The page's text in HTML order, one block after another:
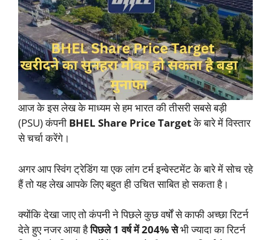
आज के इस लेख के माध्यम से हम भारत की तीसरी सबसे बड़ी
(PSU) कंपनी BHEL Share Price Targetके बारे में विस्तार
से चर्चा करेंगे।
अगर आप स्विंग ट्रेडिंग या एक लांग टर्म इन्वेस्टमेंट के बारे में सोच रहे
हैं तो यह लेख आपके लिए बहुत ही उचित साबित हो सकता है।
क्योंकि देखा जाए तो कंपनी ने पिछले कुछ वर्षों से काफी अच्छा रिटर्न
देते हुए नजर आया हैपिछले 1 वर्ष में 204% सेभी ज्यादा का रिटर्न